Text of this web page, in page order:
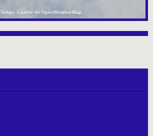
Temps à partir de OpenWeatherMap